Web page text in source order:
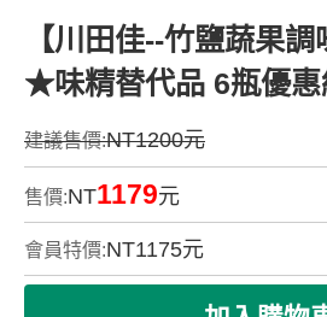
【川田佳--竹鹽蔬果調
★味精替代品 6瓶優惠
建議售價:NT1200元
售價:NT1179元
會員特價:NT1175元